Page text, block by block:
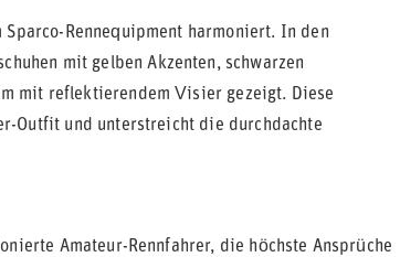
Rennequipment harmoniert. In den
mit gelben Akzenten, schwarzen
mit reflektierendem Visier gezeigt. Diese
Outfit und unterstreicht die durchdachte
Amateur-Rennfahrer, die höchste Ansprüche